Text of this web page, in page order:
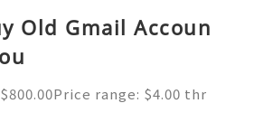
Old Gmail Accoun
range: $4.00 thr